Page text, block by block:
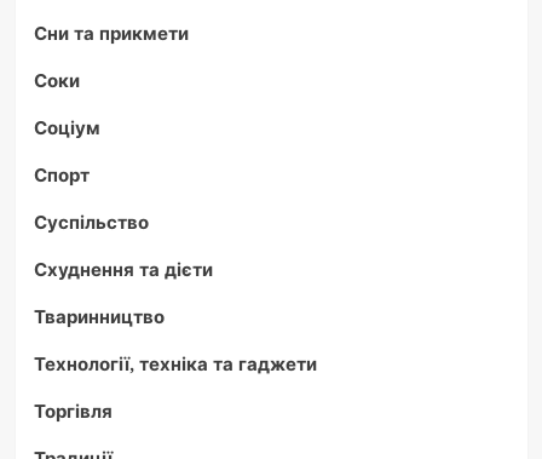
Сни та прикмети
Соки
Соціум
Спорт
Суспільство
Схуднення та дієти
Тваринництво
Технології, техніка та гаджети
Торгівля